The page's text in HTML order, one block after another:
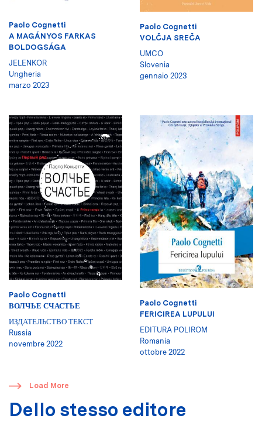
Paolo Cognetti
A MAGÁNYOS FARKAS
BOLDOGSÁGA
JELENKOR
Ungheria
marzo 2023
Paolo Cognetti
VOLČJA SREČA
UMCO
Slovenia
gennaio 2023
Paolo Cognetti
ВОЛЧЬЕ СЧАСТЬЕ
ИЗДАТЕЛЬСТВО ТЕКСТ
Russia
novembre 2022
Paolo Cognetti
FERICIREA LUPULUI
EDITURA POLIROM
Romania
ottobre 2022
​ Load More
Dello stesso editore